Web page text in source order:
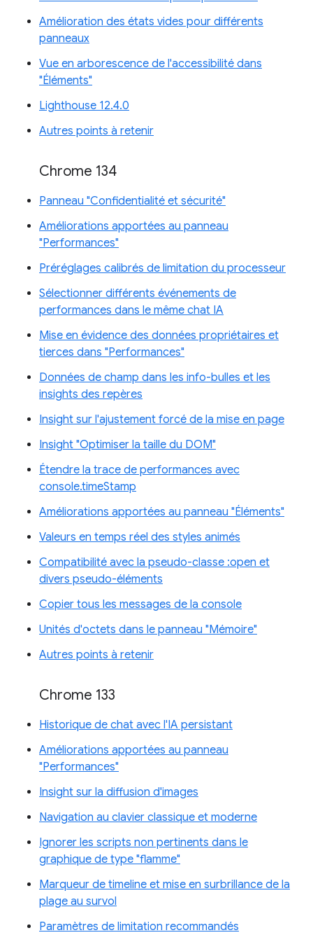
Amélioration des états vides pour différents
panneaux
Vue en arborescence de l'accessibilité dans
"Éléments"
Lighthouse 12.4.0
Autres points à retenir
Chrome 134
Panneau "Confidentialité et sécurité"
Améliorations apportées au panneau
"Performances"
Préréglages calibrés de limitation du processeur
Sélectionner différents événements de
performances dans le même chat IA
Mise en évidence des données propriétaires et
tierces dans "Performances"
Données de champ dans les info-bulles et les
insights des repères
Insight sur l'ajustement forcé de la mise en page
Insight "Optimiser la taille du DOM"
Étendre la trace de performances avec
console.timeStamp
Améliorations apportées au panneau "Éléments"
Valeurs en temps réel des styles animés
Compatibilité avec la pseudo-classe :open et
divers pseudo-éléments
Copier tous les messages de la console
Unités d'octets dans le panneau "Mémoire"
Autres points à retenir
Chrome 133
Historique de chat avec l'IA persistant
Améliorations apportées au panneau
"Performances"
Insight sur la diffusion d'images
Navigation au clavier classique et moderne
Ignorer les scripts non pertinents dans le
graphique de type "flamme"
Marqueur de timeline et mise en surbrillance de la
plage au survol
Paramètres de limitation recommandés